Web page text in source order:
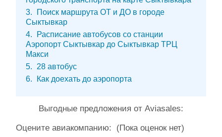
3
Поиск маршрута ОТ и ДО в городе
Сыктывкар
4
Расписание автобусов со станции
Аэропорт Сыктывкар до Сыктывкар ТРЦ
Макси
5
28 автобус
6
Как доехать до аэропорта
Выгодные предложения от Aviasales:
Оцените авиакомпанию: (Пока оценок нет)